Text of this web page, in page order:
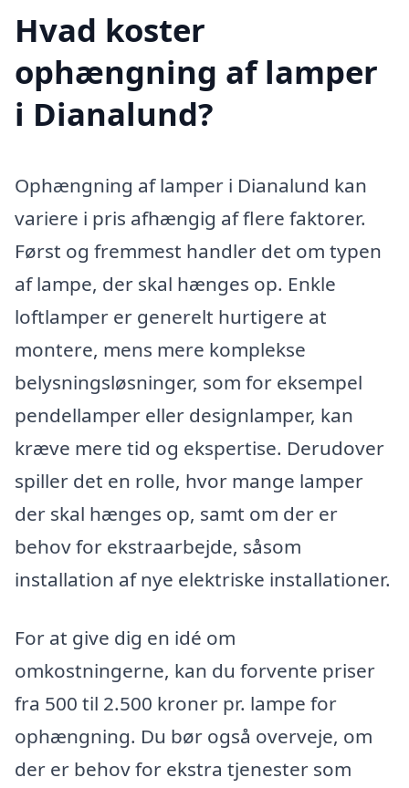
Hvad koster
ophængning af lamper
i Dianalund?
Ophængning af lamper i Dianalund kan
variere i pris afhængig af flere faktorer.
Først og fremmest handler det om typen
af lampe, der skal hænges op. Enkle
loftlamper er generelt hurtigere at
montere, mens mere komplekse
belysningsløsninger, som for eksempel
pendellamper eller designlamper, kan
kræve mere tid og ekspertise. Derudover
spiller det en rolle, hvor mange lamper
der skal hænges op, samt om der er
behov for ekstraarbejde, såsom
installation af nye elektriske installationer.
For at give dig en idé om
omkostningerne, kan du forvente priser
fra 500 til 2.500 kroner pr. lampe for
ophængning. Du bør også overveje, om
der er behov for ekstra tjenester som